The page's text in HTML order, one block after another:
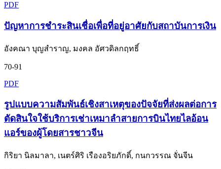
PDF
ปัญหาการชำระสินเชื่อเพื่อที่อยู่อาศัยกับสถาบันการเงิน
อังคณา บุญสำราญ, มงคล อัศวดิลกฤทธิ์
70-91
PDF
รูปแบบความสัมพันธ์เชิงสาเหตุของปัจจัยที่ส่งผลต่อการ
ตัดสินใจใช้บริการเช่าเหมาลำสายการบินไทยไลอ้อน
แอร์ของผู้โดยสารชาวจีน
กิริยา นิลมาลา, เนตร์ศิริ เรืองอริยภักดิ์, กนกวรรณ จั่นจีน